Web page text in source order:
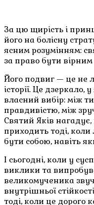
За цю щирість і
його на болісну
ясним розумінням:
за право бути вірним
Його подвиг — це не
історії. Це
власний вибір: між
правдивістю, між
Святий Яків
приходить тоді,
бути собою, навіть
І сьогодні, коли у
виклики та
великомученика
внутрішньої
тоді, коли це дорого